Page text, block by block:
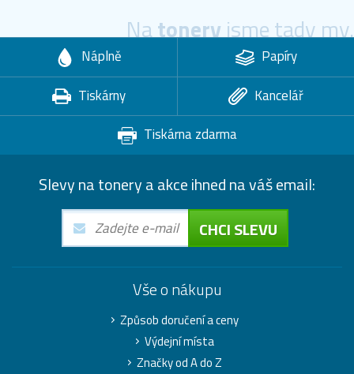
Natoneryjsme tady my.
Náplně
Papíry
Tiskárny
Kancelář
Tiskárna zdarma
Slevy na tonery a akce ihned na váš email:
CHCI SLEVU
Vše o nákupu
Způsob doručení a ceny
Výdejní místa
Značky od A do Z